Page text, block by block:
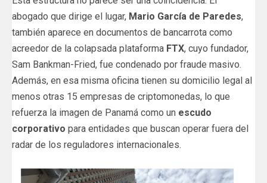
abogado que dirige el lugar, Mario García de Paredes,
también aparece en documentos de bancarrota como
acreedor de la colapsada plataforma FTX, cuyo fundador,
Sam Bankman-Fried, fue condenado por fraude masivo.
Además, en esa misma oficina tienen su domicilio legal al
menos otras 15 empresas de criptomonedas, lo que
refuerza la imagen de Panamá como un escudo
corporativo para entidades que buscan operar fuera del
radar de los reguladores internacionales.